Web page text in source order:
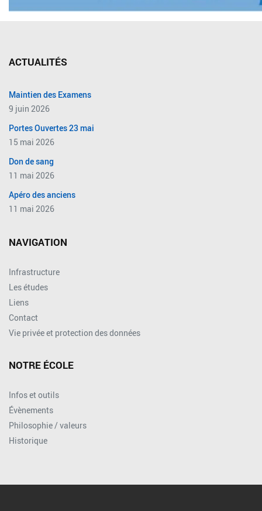
ACTUALITÉS
Maintien des Examens
9 juin 2026
Portes Ouvertes 23 mai
15 mai 2026
Don de sang
11 mai 2026
Apéro des anciens
11 mai 2026
NAVIGATION
Infrastructure
Les études
Liens
Contact
Vie privée et protection des données
NOTRE ÉCOLE
Infos et outils
Évènements
Philosophie / valeurs
Historique